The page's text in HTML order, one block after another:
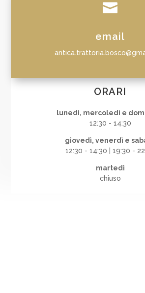

email
ORARI
lunedì, mercoledì e
12:30 - 14:30
giovedì, venerdì e
12:30 - 14:30 | 19:30 -
martedì
chiuso